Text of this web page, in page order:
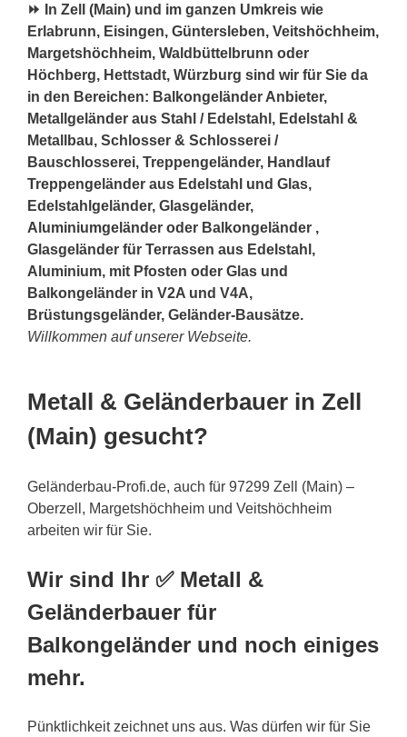
⏩ In Zell (Main) und im ganzen Umkreis wie
Erlabrunn, Eisingen, Güntersleben, Veitshöchheim,
Margetshöchheim, Waldbüttelbrunn oder
Höchberg, Hettstadt, Würzburg sind wir für Sie da
in den Bereichen: Balkongeländer Anbieter,
Metallgeländer aus Stahl / Edelstahl, Edelstahl &
Metallbau, Schlosser & Schlosserei /
Bauschlosserei, Treppengeländer, Handlauf
Treppengeländer aus Edelstahl und Glas,
Edelstahlgeländer, Glasgeländer,
Aluminiumgeländer oder Balkongeländer ,
Glasgeländer für Terrassen aus Edelstahl,
Aluminium, mit Pfosten oder Glas und
Balkongeländer in V2A und V4A,
Brüstungsgeländer, Geländer-Bausätze.
Willkommen auf unserer Webseite.
Metall & Geländerbauer in Zell
(Main) gesucht?
Geländerbau-Profi.de, auch für 97299 Zell (Main) –
Oberzell, Margetshöchheim und Veitshöchheim
arbeiten wir für Sie.
Wir sind Ihr ✅ Metall &
Geländerbauer für
Balkongeländer und noch einiges
mehr.
Pünktlichkeit zeichnet uns aus. Was dürfen wir für Sie